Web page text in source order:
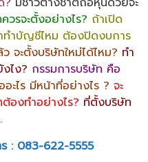
วรจะตั้งอย่างไร? ถ้าเปิด
ทำบัญชีไหม ต้องปิดงบการ
จะตั้งบริษัทใหม่ได้ไหม? ทำ
ไง? กรรมการบริษัท คือ
ะไร มีหน้าที่อย่างไร ? จะ
องทำอย่างไร? ที่ตั้งบริษัท
ร : 083-622-5555